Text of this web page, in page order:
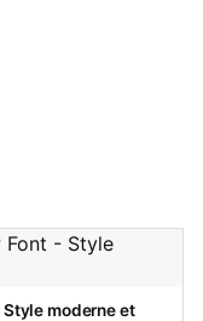
moderne et